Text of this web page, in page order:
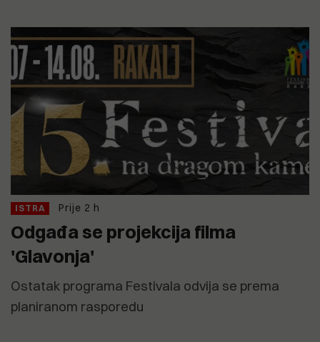
ISTRA Prije 2 h
Odgađa se projekcija filma
'Glavonja'
Ostatak programa Festivala odvija se prema
planiranom rasporedu